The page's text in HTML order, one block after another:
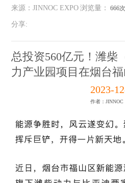
来源：JINNOC EXPO 浏览量： 666次
分享:
总投资560亿元！潍柴
力产业园项目在烟台
2023-
作者：JINNOC